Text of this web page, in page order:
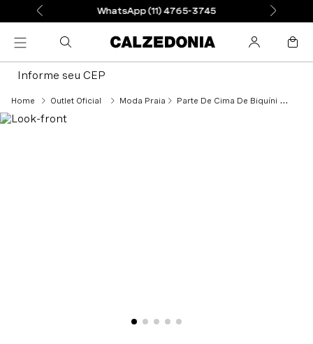
WhatsApp (11) 4765-3745
Informe seu CEP
Outlet Oficial Moda Praia Parte De Cima De Biquíni Triângulo Graduado Sidney - Marrom